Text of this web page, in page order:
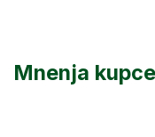
Mnenja